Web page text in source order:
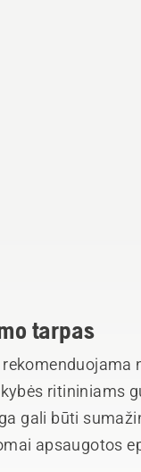
tarpas
ritininiams
gali būti
apsaugotos